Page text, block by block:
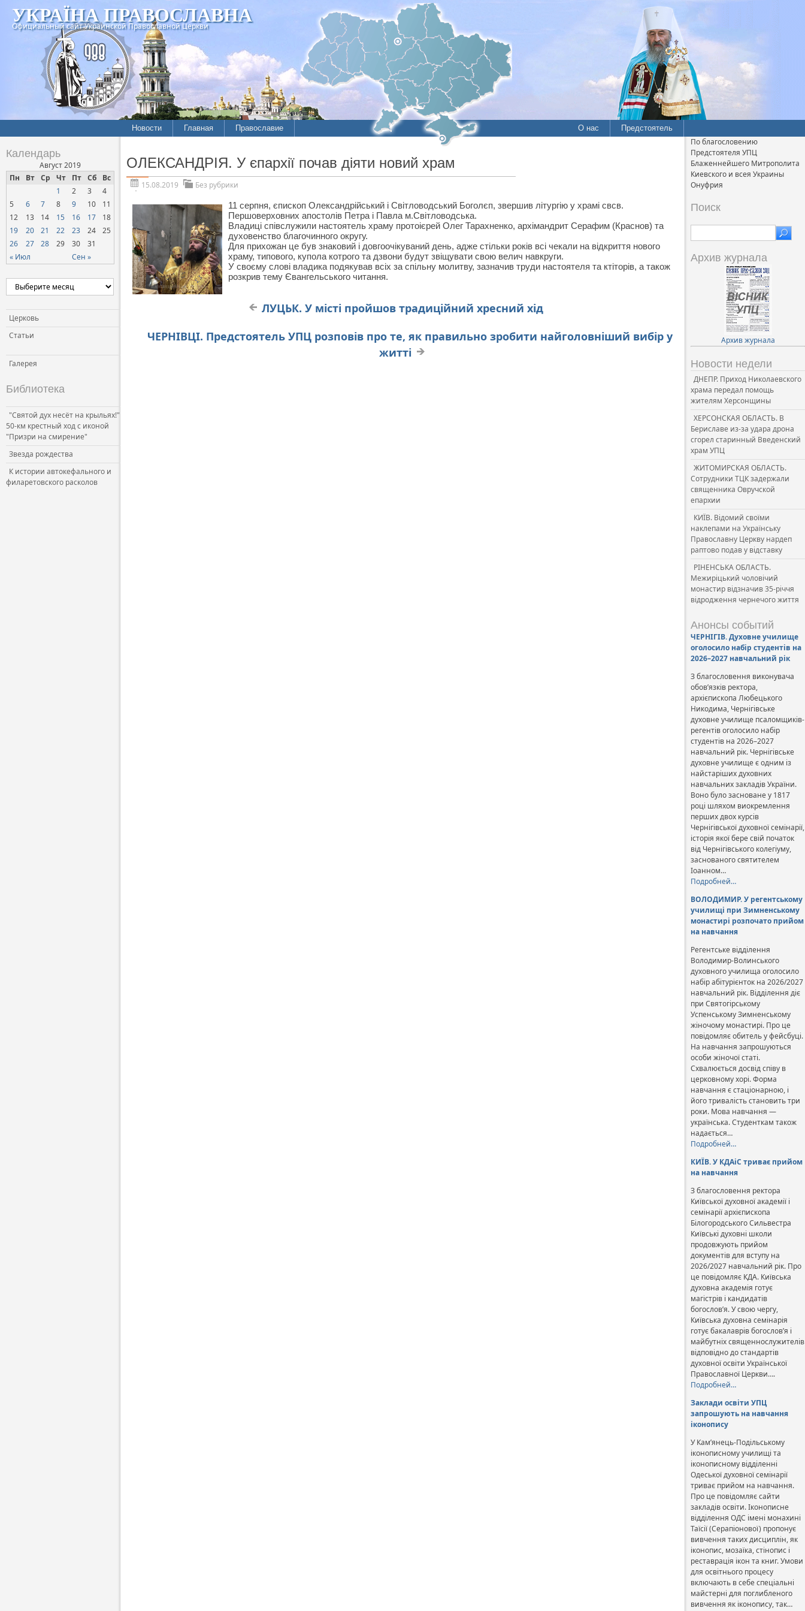
УКРАЇНА ПРАВОСЛАВНА
Официальный сайт Украинской Православной Церкви
Новости Главная Православие О нас Предстоятель
Календарь
Август 2019
Пн
Вт Ср Чт Пт Сб Вс
« Июл Сен »
1 2 3
4
5
6 7 8 9 10
11
12
13 14 15 16 17
18
19
20 21 22 23 24
25
26
27 28 29 30 31
Церковь
Статьи
Галерея
Библиотека
"Святой дух несёт на крыльях!"
50-км крестный ход с иконой
"Призри на смирение"
Звезда рождества
К истории автокефального и
филаретовского расколов
ОЛЕКСАНДРІЯ. У єпархії почав діяти новий храм
15.08.2019
Без рубрики
11 серпня, єпископ Олександрійський і Світловодський Боголєп, звершив літургію у храмі свсв.
Першоверховних апостолів Петра і Павла м.Світловодська.
Владиці співслужили настоятель храму протоієрей Олег Тарахненко, архімандрит Серафим (Краснов) та
духовенство благочинного округу.
Для прихожан це був знаковий і довгоочікуваний день, адже стільки років всі чекали на відкриття нового
храму, типового, купола котрого та дзвони будут звіщувати свою велич навкруги.
У своєму слові владика подякував всіх за спільну молитву, зазначив труди настоятеля та ктіторів, а також
розкрив тему Євангельського читання.
ЛУЦЬК. У місті пройшов традиційний хресний хід
ЧЕРНІВЦІ. Предстоятель УПЦ розповів про те, як правильно зробити найголовніший вибір у
житті
По благословению
Предстоятеля УПЦ
Блаженнейшего Митрополита
Киевского и всея Украины
Онуфрия
Поиск
Архив журнала
Архив журнала
Новости недели
ДНЕПР. Приход Николаевского
храма передал помощь
жителям Херсонщины
ХЕРСОНСКАЯ ОБЛАСТЬ. В
Бериславе из-за удара дрона
сгорел старинный Введенский
храм УПЦ
ЖИТОМИРСКАЯ ОБЛАСТЬ.
Сотрудники ТЦК задержали
священника Овручской
епархии
КИЇВ. Відомий своїми
наклепами на Українську
Православну Церкву нардеп
раптово подав у відставку
РІНЕНСЬКА ОБЛАСТЬ.
Межиріцький чоловічий
монастир відзначив 35-річчя
відродження чернечого життя
Анонсы событий
ЧЕРНІГІВ. Духовне училище
оголосило набір студентів на
2026–2027 навчальний рік
З благословення виконувача
обов’язків ректора,
архієпископа Любецького
Никодима, Чернігівське
духовне училище псаломщиків-
регентів оголосило набір
студентів на 2026–2027
навчальний рік. Чернігівське
духовне училище є одним із
найстаріших духовних
навчальних закладів України.
Воно було засноване у 1817
році шляхом виокремлення
перших двох курсів
Чернігівської духовної семінарії,
історія якої бере свій початок
від Чернігівського колегіуму,
заснованого святителем
Іоанном…
Подробней…
ВОЛОДИМИР. У регентському
училищі при Зимненському
монастирі розпочато прийом
на навчання
Регентське відділення
Володимир-Волинського
духовного училища оголосило
набір абітурієнток на 2026/2027
навчальний рік. Відділення діє
при Святогірському
Успенському Зимненському
жіночому монастирі. Про це
повідомляє обитель у фейсбуці.
На навчання запрошуються
особи жіночої статі.
Схвалюється досвід співу в
церковному хорі. Форма
навчання є стаціонарною, і
його тривалість становить три
роки. Мова навчання —
українська. Студенткам також
надається…
Подробней…
КИЇВ. У КДАіС триває прийом
на навчання
З благословення ректора
Київської духовної академії і
семінарії архієпископа
Білогородського Сильвестра
Київські духовні школи
продовжують прийом
документів для вступу на
2026/2027 навчальний рік. Про
це повідомляє КДА. Київська
духовна академія готує
магістрів і кандидатів
богослов’я. У свою чергу,
Київська духовна семінарія
готує бакалаврів богослов’я і
майбутніх священнослужителів
відповідно до стандартів
духовної освіти Української
Православної Церкви….
Подробней…
Заклади освіти УПЦ
запрошують на навчання
іконопису
У Кам’янець-Подільському
іконописному училищі та
іконописному відділенні
Одеської духовної семінарії
триває прийом на навчання.
Про це повідомляє сайти
закладів освіти. Іконописне
відділення ОДС імені монахині
Таїсії (Серапіонової) пропонує
вивчення таких дисциплін, як
іконопис, мозаїка, стінопис і
реставрація ікон та книг. Умови
для освітнього процесу
включають в себе спеціальні
майстерні для поглибленого
вивчення як іконопису, так…